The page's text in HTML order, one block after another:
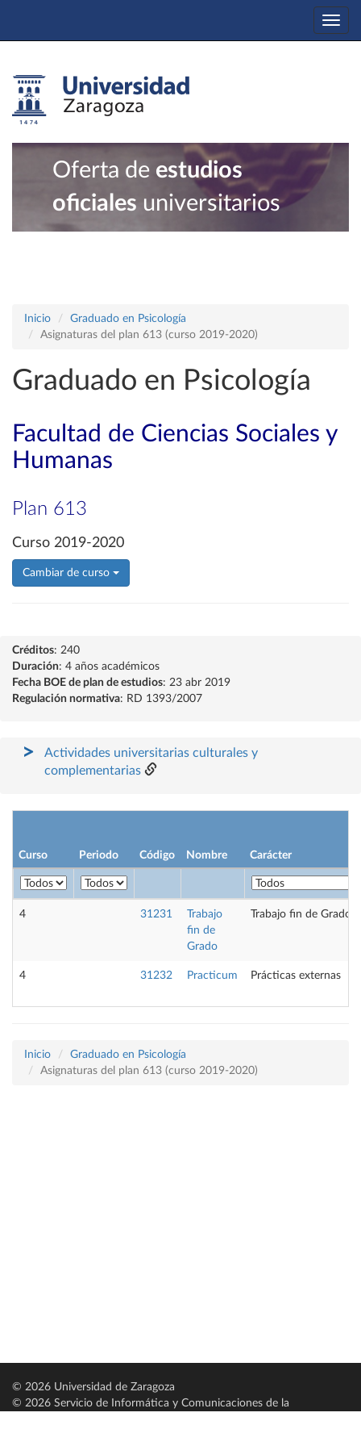
Oferta de estudios
oficiales universitarios
Inicio
Graduado en Psicología
Asignaturas del plan 613 (curso 2019-2020)
Graduado en Psicología
Facultad de Ciencias Sociales y
Humanas
Plan 613
Curso 2019-2020
Cambiar de curso
Créditos: 240
Duración: 4 años académicos
Fecha BOE de plan de estudios: 23 abr 2019
Regulación normativa: RD 1393/2007
Actividades universitarias culturales y
complementarias
Curso Periodo Código Nombre Carácter
4 31231
Trabajo
fin de
Grado
Trabajo fin de Grado
4 31232 Practicum Prácticas externas
Inicio
Graduado en Psicología
Asignaturas del plan 613 (curso 2019-2020)
© 2026 Universidad de Zaragoza
© 2026 Servicio de Informática y Comunicaciones de la